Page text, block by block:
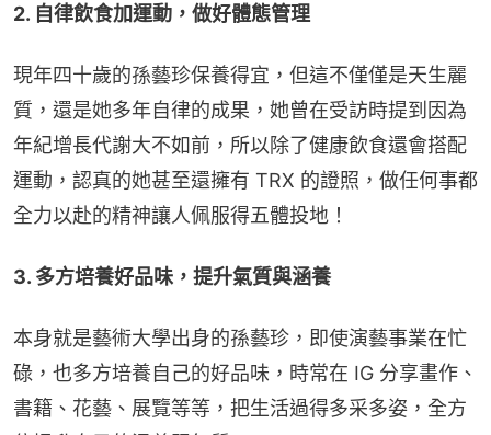
2. 自律飲食加運動，做好體態管理
現年四十歲的孫藝珍保養得宜，但這不僅僅是天生麗
質，還是她多年自律的成果，她曾在受訪時提到因為
年紀增長代謝大不如前，所以除了健康飲食還會搭配
運動，認真的她甚至還擁有 TRX 的證照，做任何事都
全力以赴的精神讓人佩服得五體投地！
3. 多方培養好品味，提升氣質與涵養
本身就是藝術大學出身的孫藝珍，即使演藝事業在忙
碌，也多方培養自己的好品味，時常在 IG 分享畫作、
書籍、花藝、展覽等等，把生活過得多采多姿，全方